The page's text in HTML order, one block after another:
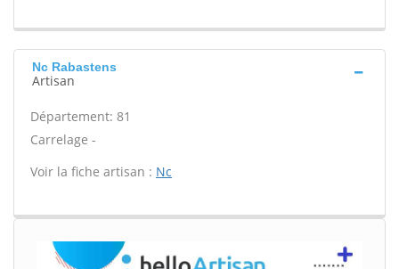
Nc Rabastens
Artisan
Département: 81
Carrelage -
Voir la fiche artisan : Nc